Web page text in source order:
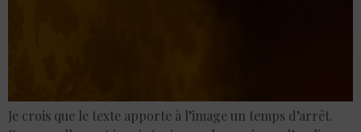
Je crois que le texte apporte à l’image un temps d’arrêt.